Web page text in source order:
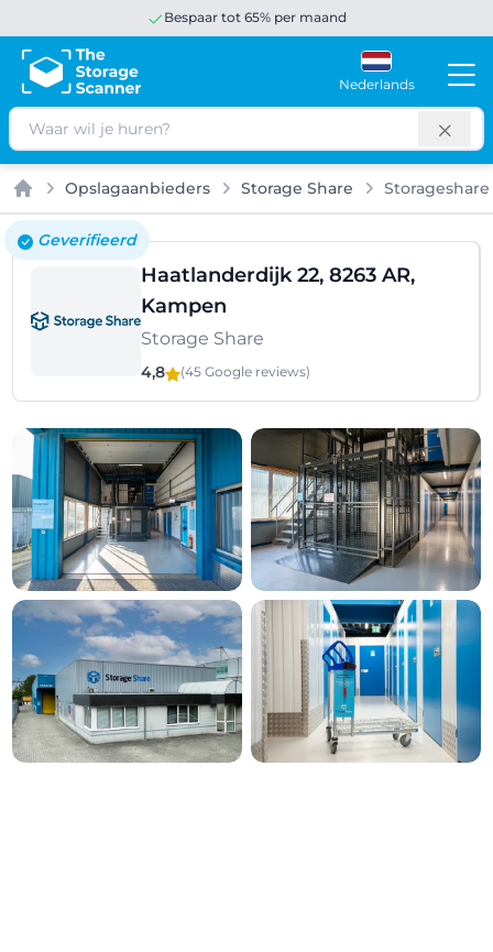
Bespaar tot 65% per maand
Nederlands
Zoeken
Home
Opslagaanbieders Storage Share
Haatlanderdijk 22, 8263 AR,
Kampen
Geverifieerd
Storage Share
4,8 (45 Google reviews)